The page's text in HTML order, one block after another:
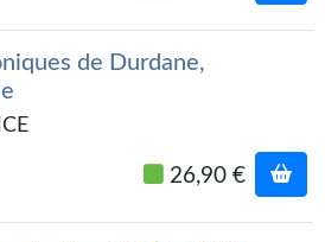
de Durdane,
26,90 €